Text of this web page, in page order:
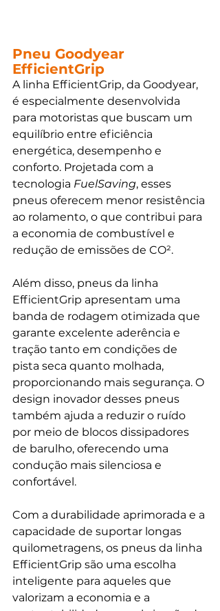
Pneu Goodyear
EfficientGrip
A linha EfficientGrip, da Goodyear,
é especialmente desenvolvida
para motoristas que buscam um
equilíbrio entre eficiência
energética, desempenho e
conforto. Projetada com a
tecnologia FuelSaving, esses
pneus oferecem menor resistência
ao rolamento, o que contribui para
a economia de combustível e
redução de emissões de CO².
Além disso, pneus da linha
EfficientGrip apresentam uma
banda de rodagem otimizada que
garante excelente aderência e
tração tanto em condições de
pista seca quanto molhada,
proporcionando mais segurança. O
design inovador desses pneus
também ajuda a reduzir o ruído
por meio de blocos dissipadores
de barulho, oferecendo uma
condução mais silenciosa e
confortável.
Com a durabilidade aprimorada e a
capacidade de suportar longas
quilometragens, os pneus da linha
EfficientGrip são uma escolha
inteligente para aqueles que
valorizam a economia e a